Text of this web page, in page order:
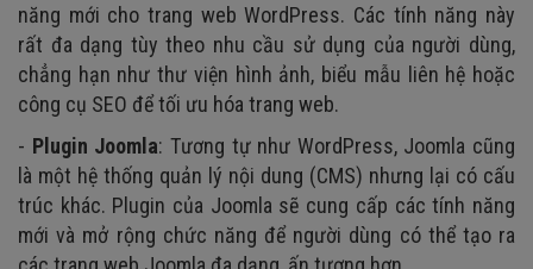
năng mới cho trang web WordPress. Các tính năng này
rất đa dạng tùy theo nhu cầu sử dụng của người dùng,
chẳng hạn như thư viện hình ảnh, biểu mẫu liên hệ hoặc
công cụ SEO để tối ưu hóa trang web.
- Plugin Joomla: Tương tự như WordPress, Joomla cũng
là một hệ thống quản lý nội dung (CMS) nhưng lại có cấu
trúc khác. Plugin của Joomla sẽ cung cấp các tính năng
mới và mở rộng chức năng để người dùng có thể tạo ra